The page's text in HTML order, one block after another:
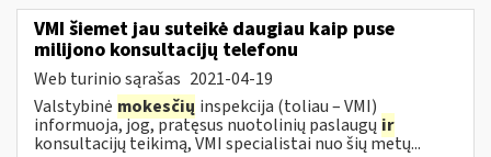
VMI šiemet jau suteikė daugiau kaip puse
milijono konsultacijų telefonu
Web turinio sąrašas 2021-04-19
Valstybinė mokesčių inspekcija (toliau – VMI)
informuoja, jog, pratęsus nuotolinių paslaugų ir
konsultacijų teikimą, VMI specialistai nuo šių metų...